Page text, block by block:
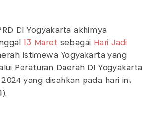
DI Yogyakarta akhirnya
13 Maret sebagai Hari Jadi
Istimewa Yogyakarta yang
Peraturan Daerah DI Yogyakarta
yang disahkan pada hari ini,